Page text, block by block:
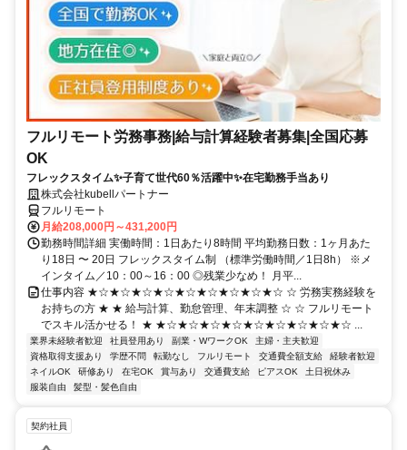
フルリモート労務事務|給与計算経験者募集|全国応募
OK
フレックスタイム✨子育て世代60％活躍中✨在宅勤務手当あり
株式会社kubellパートナー
フルリモート
月給208,000円～431,200円
勤務時間詳細 実働時間：1日あたり8時間 平均勤務日数：1ヶ月あた
り18日 〜 20日 フレックスタイム制 （標準労働時間／1日8h） ※メ
インタイム／10：00～16：00 ◎残業少なめ！ 月平...
仕事内容 ★☆★☆★☆★☆★☆★☆★☆★☆★☆ ☆ 労務実務経験を
お持ちの方 ★ ★ 給与計算、勤怠管理、年末調整 ☆ ☆ フルリモート
でスキル活かせる！ ★ ★☆★☆★☆★☆★☆★☆★☆★☆★☆ ...
業界未経験者歓迎 社員登用あり 副業・WワークOK
主婦・主夫歓迎
資格取得支援あり
学歴不問 転勤なし フルリモート 交通費全額支給
経験者歓迎
ネイルOK
研修あり 在宅OK 賞与あり 交通費支給 ピアスOK
土日祝休み
服装自由
髪型・髪色自由
契約社員